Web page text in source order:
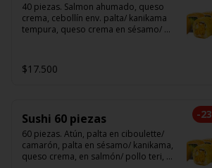
40 piezas. Salmon ahumado, queso
crema, cebollín env. palta/ kanikama
tempura, queso crema en sésamo/
$17.500
-23
Sushi 60 piezas
60 piezas. Atún, palta en ciboulette/
camarón, palta en sésamo/ kanikama,
queso crema, en salmón/ pollo teri,